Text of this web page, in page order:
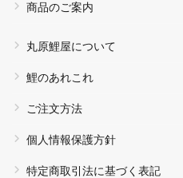
商品のご案内
丸原鯉屋について
鯉のあれこれ
ご注文方法
個人情報保護方針
特定商取引法に基づく表記